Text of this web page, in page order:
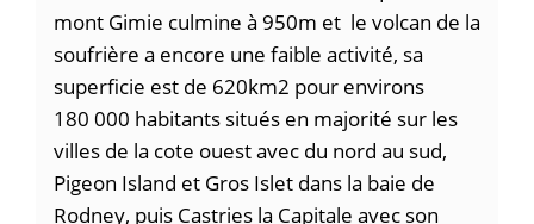
mont Gimie culmine à 950m et le volcan de la
soufrière a encore une faible activité, sa
superficie est de 620km2 pour environs
180 000 habitants situés en majorité sur les
villes de la cote ouest avec du nord au sud,
Pigeon Island et Gros Islet dans la baie de
Rodney, puis Castries la Capitale avec son